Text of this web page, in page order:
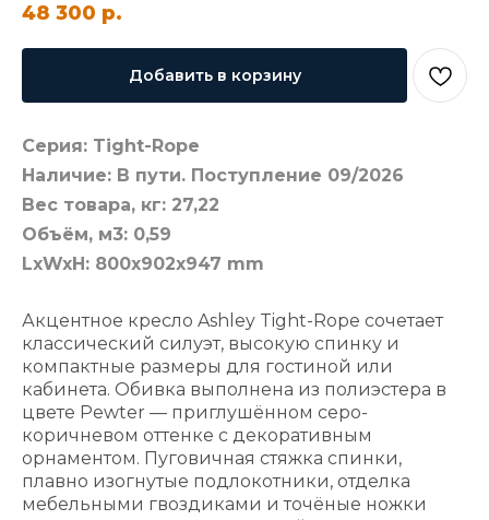
48 300 р.
Добавить в корзину
Серия: Tight-Rope
Наличие: В пути. Поступление 09/2026
Вес товара, кг: 27,22
Объём, м3: 0,59
LxWxH: 800x902x947 mm
Акцентное кресло Ashley Tight-Rope сочетает
классический силуэт, высокую спинку и
компактные размеры для гостиной или
кабинета. Обивка выполнена из полиэстера в
цвете Pewter — приглушённом серо-
коричневом оттенке с декоративным
орнаментом. Пуговичная стяжка спинки,
плавно изогнутые подлокотники, отделка
мебельными гвоздиками и точёные ножки